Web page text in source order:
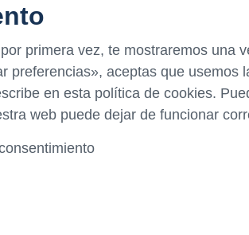
primera vez, te mostraremos una
preferencias», aceptas que
en esta política de cookies.
web puede dejar de funcionar